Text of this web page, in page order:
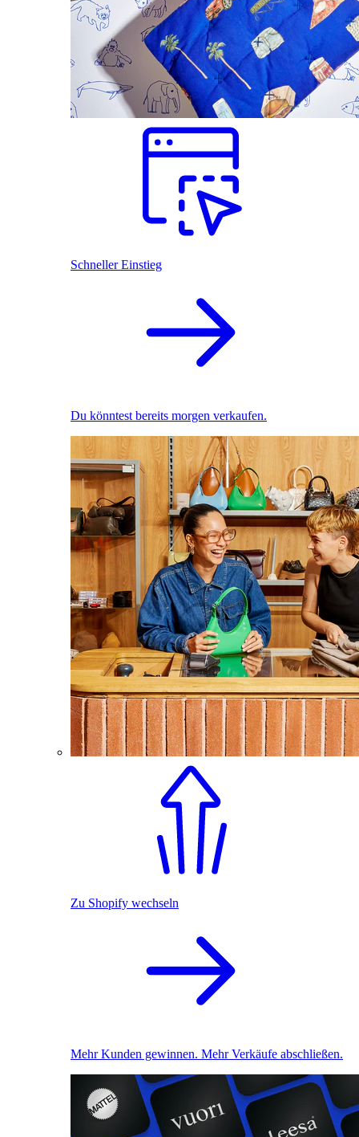
Schneller Einstieg
Du könntest bereits morgen verkaufen.
Zu Shopify wechseln
Mehr Kunden gewinnen. Mehr Verkäufe abschließen.